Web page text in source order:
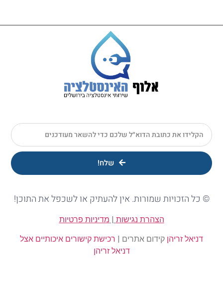
שלח!
© כל הזכויות שמורות. אין להעתיק או לשכפל את התוכן!
הצהרת נגישות מדיניות פרטיות
דניאל זריהן קידום אתרים | רכישת קישורים איכותיים אצל
דניאל זריהן